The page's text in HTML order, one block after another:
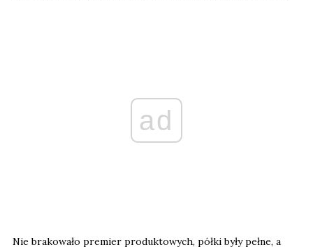
ad
Nie brakowało premier produktowych, półki były pełne, a